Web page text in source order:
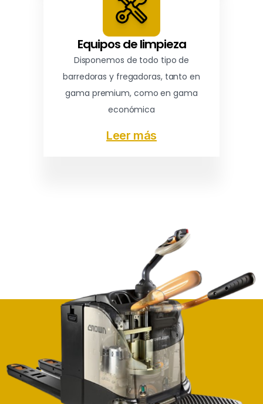
Equipos de limpieza
Disponemos de todo tipo de
barredoras y fregadoras, tanto en
gama premium, como en gama
económica
Leer más